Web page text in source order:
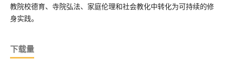
教院校德育、寺院弘法、家庭伦理和社会教化中转化为可持续的修
身实践。
下载量